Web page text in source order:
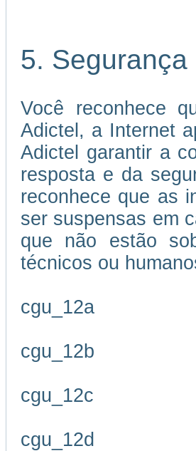
5. Segurança
Você reconhece
Adictel, a Internet
Adictel garantir a
resposta e da
reconhece que as
ser suspensas em
que não estão
técnicos ou
cgu_12a
cgu_12b
cgu_12c
cgu_12d